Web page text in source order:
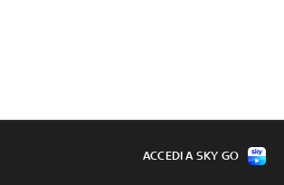
ACCEDI A SKY GO